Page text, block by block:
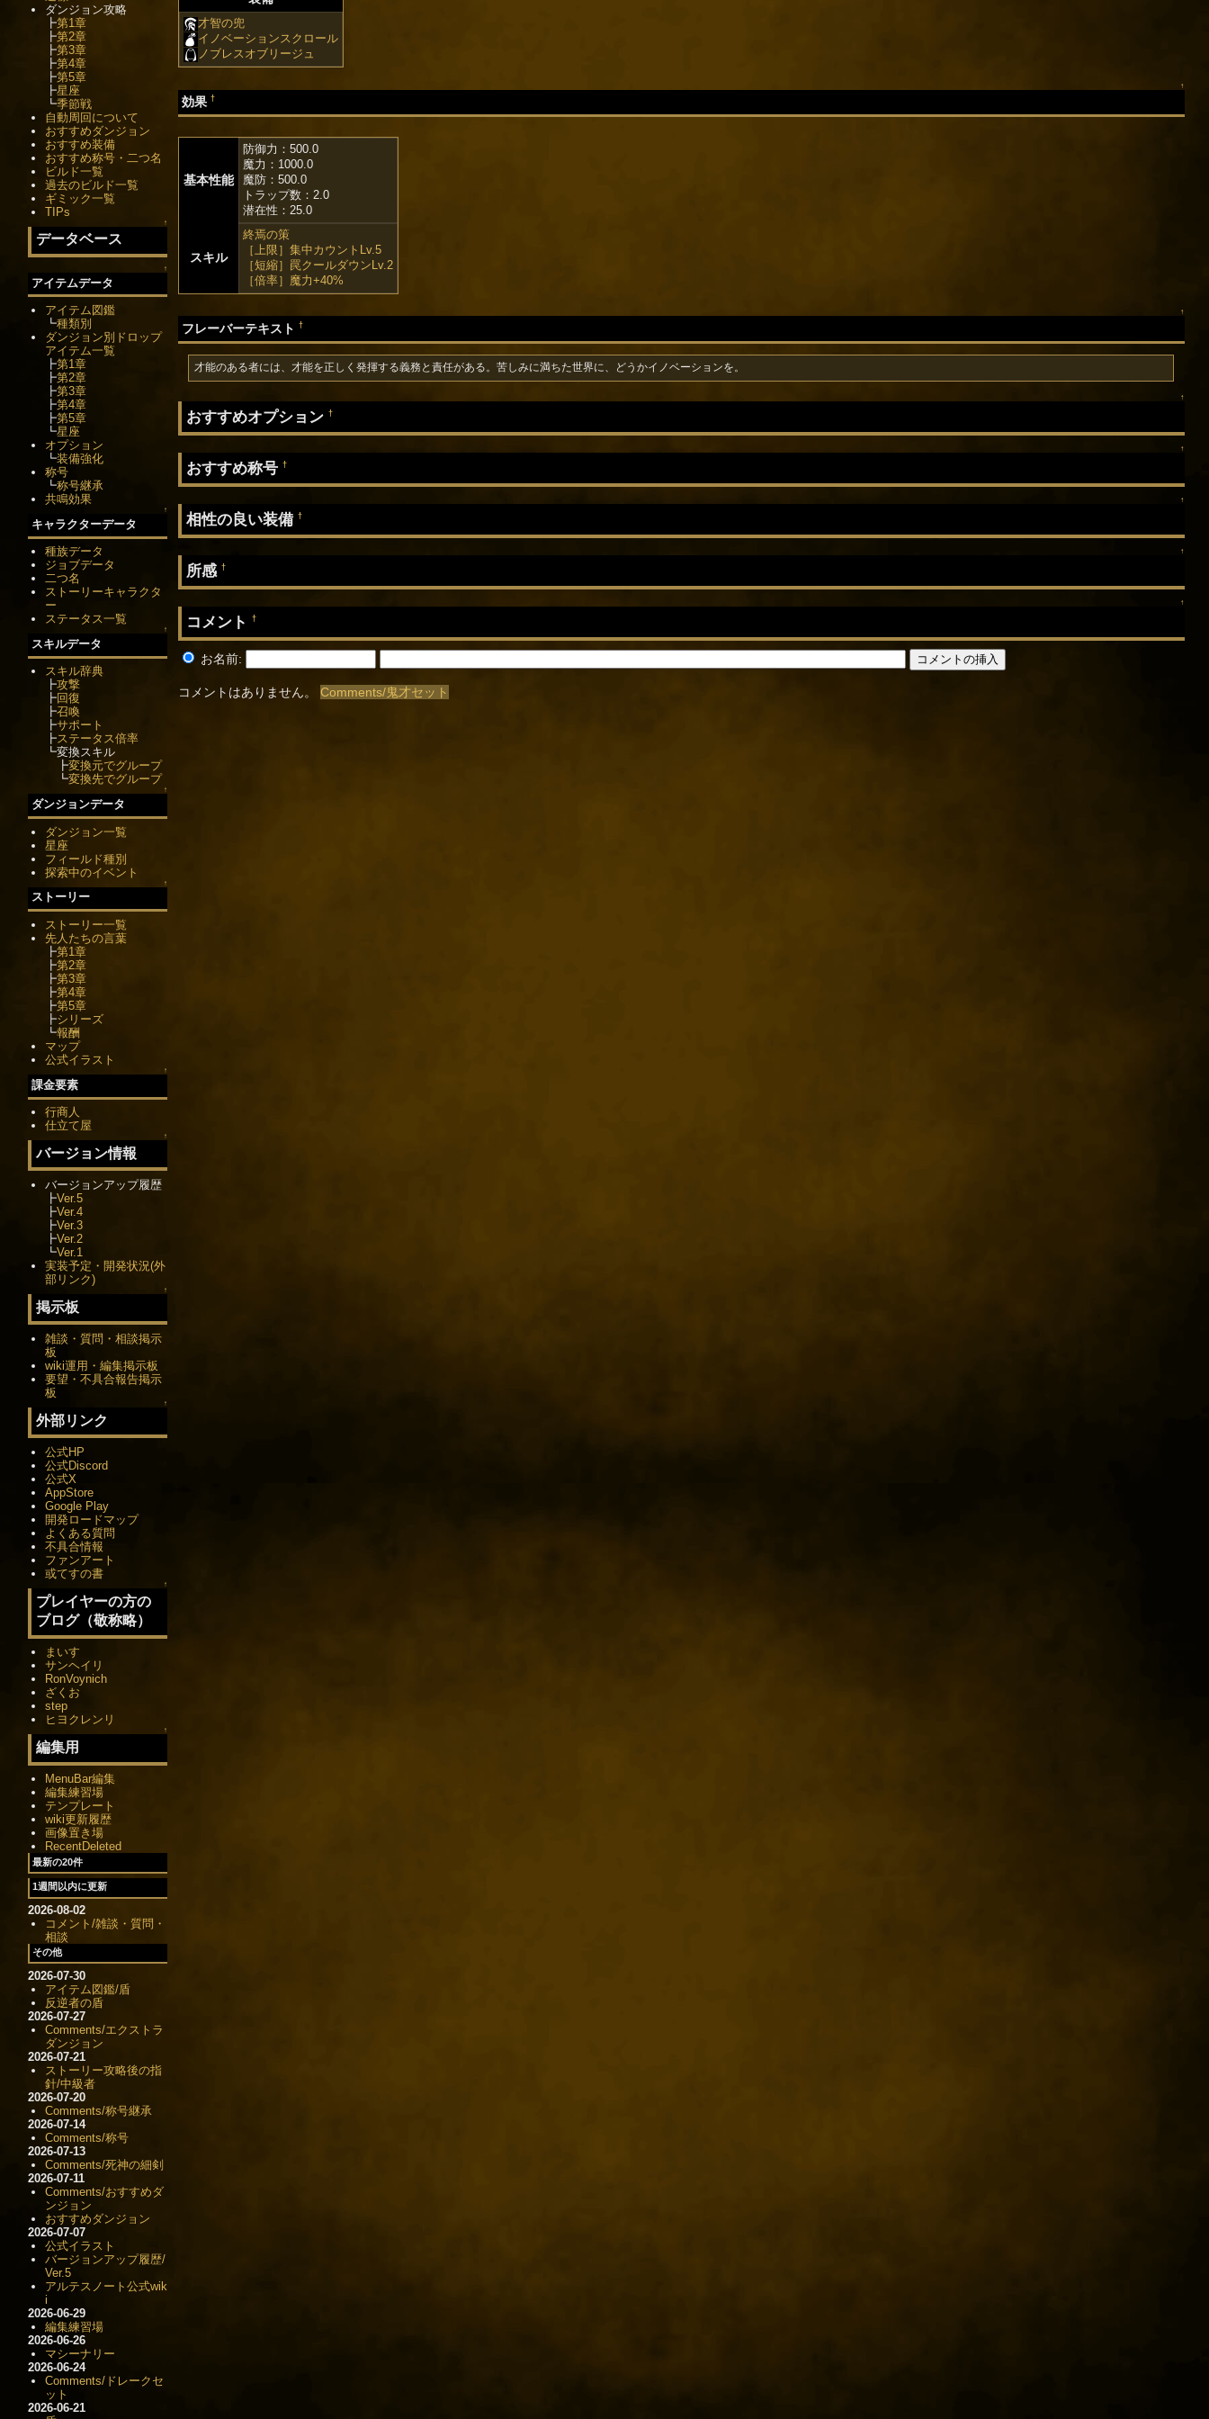
才智の兜
イノベーションスクロール
ノブレスオブリージュ
↑
効果 †
基本性能
防御力：500.0
魔力：1000.0
魔防：500.0
トラップ数：2.0
潜在性：25.0
スキル
終焉の策
［上限］集中カウントLv.5
［短縮］罠クールダウンLv.2
［倍率］魔力+40%
↑
フレーバーテキスト †
才能のある者には、才能を正しく発揮する義務と責任がある。苦しみに満ちた世界に、どうかイノベーションを。
↑
おすすめオプション †
↑
おすすめ称号 †
↑
相性の良い装備 †
↑
所感 †
↑
コメント †
お名前:
コメントはありません。 Comments/鬼才セット
ダンジョン攻略
┣第1章
┣第2章
┣第3章
┣第4章
┣第5章
┣星座
┗季節戦
自動周回について
おすすめダンジョン
おすすめ装備
おすすめ称号・二つ名
ビルド一覧
過去のビルド一覧
ギミック一覧
TIPs
↑
データベース
↑
アイテムデータ
アイテム図鑑
┗種類別
ダンジョン別ドロップ
アイテム一覧
┣第1章
┣第2章
┣第3章
┣第4章
┣第5章
┗星座
オプション
┗装備強化
称号
┗称号継承
共鳴効果
↑
キャラクターデータ
種族データ
ジョブデータ
二つ名
ストーリーキャラクタ
ー
ステータス一覧
↑
スキルデータ
スキル辞典
┣攻撃
┣回復
┣召喚
┣サポート
┣ステータス倍率
┗変換スキル
┣変換元でグループ
┗変換先でグループ
↑
ダンジョンデータ
ダンジョン一覧
星座
フィールド種別
探索中のイベント
↑
ストーリー
ストーリー一覧
先人たちの言葉
┣第1章
┣第2章
┣第3章
┣第4章
┣第5章
┣シリーズ
┗報酬
マップ
公式イラスト
↑
課金要素
行商人
仕立て屋
↑
バージョン情報
バージョンアップ履歴
┣Ver.5
┣Ver.4
┣Ver.3
┣Ver.2
┗Ver.1
実装予定・開発状況(外
部リンク)
↑
掲示板
雑談・質問・相談掲示
板
wiki運用・編集掲示板
要望・不具合報告掲示
板
↑
外部リンク
公式HP
公式Discord
公式X
AppStore
Google Play
開発ロードマップ
よくある質問
不具合情報
ファンアート
或てすの書
↑
プレイヤーの方の
ブログ（敬称略）
まいす
サンヘイリ
RonVoynich
ざくお
step
ヒヨクレンリ
↑
編集用
MenuBar編集
編集練習場
テンプレート
wiki更新履歴
画像置き場
RecentDeleted
最新の20件
1週間以内に更新
2026-08-02
コメント/雑談・質問・
相談
その他
2026-07-30
アイテム図鑑/盾
反逆者の盾
2026-07-27
Comments/エクストラ
ダンジョン
2026-07-21
ストーリー攻略後の指
針/中級者
2026-07-20
Comments/称号継承
2026-07-14
Comments/称号
2026-07-13
Comments/死神の細剣
2026-07-11
Comments/おすすめダ
ンジョン
おすすめダンジョン
2026-07-07
公式イラスト
バージョンアップ履歴/
Ver.5
アルテスノート公式wik
i
2026-06-29
編集練習場
2026-06-26
マシーナリー
2026-06-24
Comments/ドレークセ
ット
2026-06-21